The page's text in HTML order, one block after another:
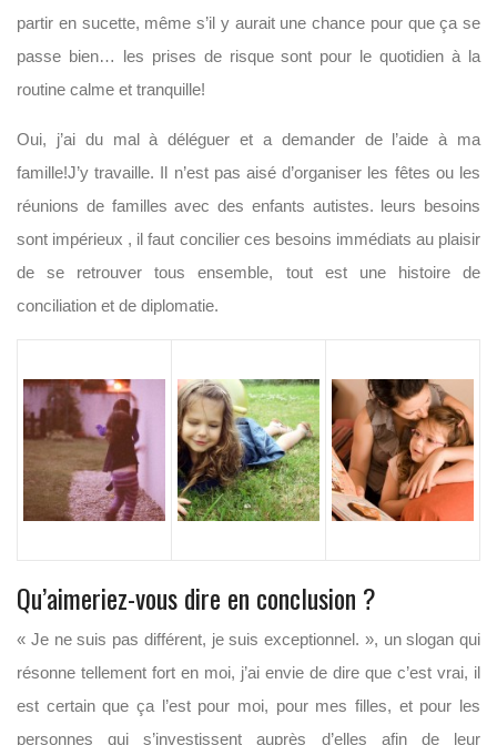
partir en sucette, même s’il y aurait une chance pour que ça se
passe bien… les prises de risque sont pour le quotidien à la
routine calme et tranquille!
Oui, j’ai du mal à déléguer et a demander de l’aide à ma
famille!J’y travaille. Il n’est pas aisé d’organiser les fêtes ou les
réunions de familles avec des enfants autistes. leurs besoins
sont impérieux , il faut concilier ces besoins immédiats au plaisir
de se retrouver tous ensemble, tout est une histoire de
conciliation et de diplomatie.
Qu’aimeriez-vous dire en conclusion ?
« Je ne suis pas différent, je suis exceptionnel. », un slogan qui
résonne tellement fort en moi, j’ai envie de dire que c’est vrai, il
est certain que ça l’est pour moi, pour mes filles, et pour les
personnes qui s’investissent auprès d’elles afin de leur